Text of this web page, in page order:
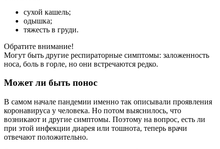
сухой кашель;
одышка;
тяжесть в груди.
Обратите внимание!
Могут быть другие респираторные симптомы: заложенность
носа, боль в горле, но они встречаются редко.
Может ли быть понос
В самом начале пандемии именно так описывали проявления
коронавируса у человека. Но потом выяснилось, что
возникают и другие симптомы. Поэтому на вопрос, есть ли
при этой инфекции диарея или тошнота, теперь врачи
отвечают положительно.